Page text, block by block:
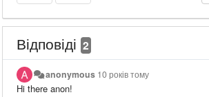
Відповіді 2
anonymous 10 років тому
Hi there anon!